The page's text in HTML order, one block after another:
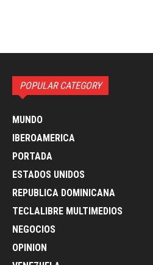
POPULAR CATEGORY
MUNDO
IBEROAMERICA
PORTADA
ESTADOS UNIDOS
REPUBLICA DOMINICANA
TECLALIBRE MULTIMEDIOS
NEGOCIOS
OPINION